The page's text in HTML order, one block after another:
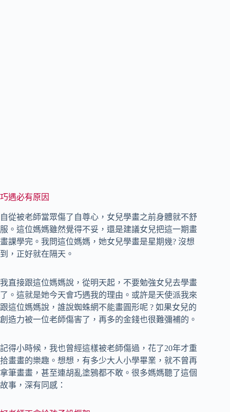
巧遇必有原因
自從被老師當眾傷了自尊心，女兒學畫之前身體就不舒
服。這位媽媽雖然覺得不妥，還是建議女兒把這一期畫
畫課學完。我問這位媽媽，她女兒學畫是星期幾? 沒想
到，正好就在隔天。
我直接跟這位媽媽說，從明天起，不要勉強女兒去學畫
了。這就是她今天會巧遇我的理由。或許是天使派我來
跟這位媽媽說，誰說蜘蛛網不能畫圓形呢 ? 如果女兒的
創造力被一位老師傷害了，再多的金錢也很難彌補的。
記得小時候，我也曾經這樣被老師傷過，花了20年才重
拾畫畫的樂趣。想想，有多少大人小學畢業，就不曾再
拿筆畫畫，甚至連胡亂塗鴉都不敢。很多媽媽聽了這個
故事，深有同感：